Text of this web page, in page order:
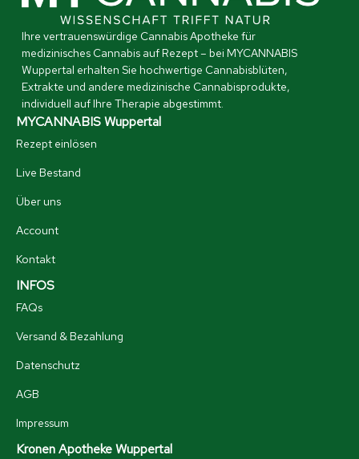
Ihre vertrauenswürdige Cannabis Apotheke für
medizinisches Cannabis auf Rezept – bei MYCANNABIS
Wuppertal erhalten Sie hochwertige Cannabisblüten,
Extrakte und andere medizinische Cannabisprodukte,
individuell auf Ihre Therapie abgestimmt.
MYCANNABIS Wuppertal
Rezept einlösen
Live Bestand
Über uns
Account
Kontakt
INFOS
FAQs
Versand & Bezahlung
Datenschutz
AGB
Impressum
Kronen Apotheke Wuppertal